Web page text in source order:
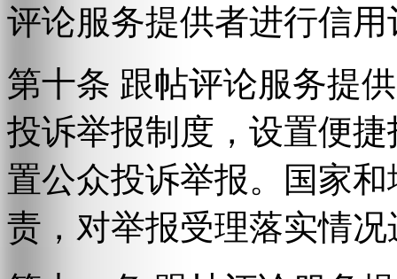
评论服务提供者进行信用
第十条 跟帖评论服务提
投诉举报制度，设置便
置公众投诉举报。国家
责，对举报受理落实情